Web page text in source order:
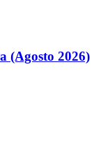
(Agosto 2026)